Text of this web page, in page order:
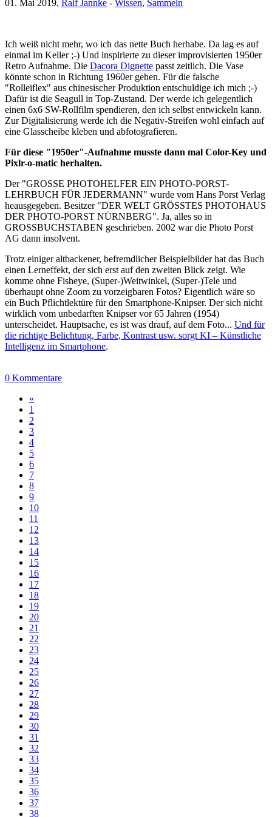
01. Mai 2019, Ralf Jannke - Wissen, Sammeln
Ich weiß nicht mehr, wo ich das nette Buch herhabe. Da lag es auf
einmal im Keller ;-) Und inspirierte zu dieser improvisierten 1950er
Retro Aufnahme. Die Dacora Dignette passt zeitlich. Die Vase
könnte schon in Richtung 1960er gehen. Für die falsche
"Rolleiflex" aus chinesischer Produktion entschuldige ich mich ;-)
Dafür ist die Seagull in Top-Zustand. Der werde ich gelegentlich
einen 6x6 SW-Rollfilm spendieren, den ich selbst entwickeln kann.
Zur Digitalisierung werde ich die Negativ-Streifen wohl einfach auf
eine Glasscheibe kleben und abfotografieren.
Für diese "1950er"-Aufnahme musste dann mal Color-Key und
Pixlr-o-matic herhalten.
Der "GROSSE PHOTOHELFER EIN PHOTO-PORST-
LEHRBUCH FÜR JEDERMANN" wurde vom Hans Porst Verlag
heausgegeben. Besitzer "DER WELT GRÖSSTES PHOTOHAUS
DER PHOTO-PORST NÜRNBERG". Ja, alles so in
GROSSBUCHSTABEN geschrieben. 2002 war die Photo Porst
AG dann insolvent.
Trotz einiger altbackener, befremdlicher Beispielbilder hat das Buch
einen Lerneffekt, der sich erst auf den zweiten Blick zeigt. Wie
komme ohne Fisheye, (Super-)Weitwinkel, (Super-)Tele und
überhaupt ohne Zoom zu vorzeigbaren Fotos? Eigentlich wäre so
ein Buch Pflichtlektüre für den Smartphone-Knipser. Der sich nicht
wirklich vom unbedarften Knipser vor 65 Jahren (1954)
unterscheidet. Hauptsache, es ist was drauf, auf dem Foto... Und für
die richtige Belichtung, Farbe, Kontrast usw. sorgt KI – Künstliche
Intelligenz im Smartphone.
0 Kommentare
«
1
2
3
4
5
6
7
8
9
10
11
12
13
14
15
16
17
18
19
20
21
22
23
24
25
26
27
28
29
30
31
32
33
34
35
36
37
38